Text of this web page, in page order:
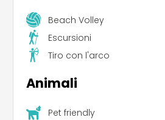
Beach Volley
Escursioni
Tiro con l'arco
Animali
Pet friendly